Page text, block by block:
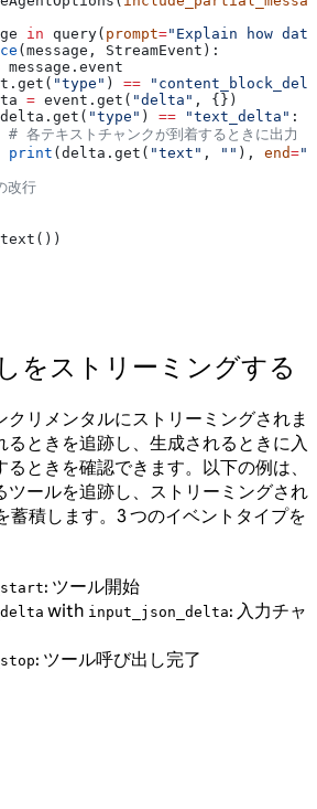
in query( prompt="Explain how
(message, StreamEvent):
message.event
"type" ) ==
= event.get( "delta" , {})
delta.get( "type" ) == "text_delta" :
テキストチャンクが到着するときに出力
print
(delta.get( "text" , "" ), end=""
改行
をストリーミングする
クリメンタルにストリーミングされま
ときを追跡し、生成されるときに入
ときを確認できます。以下の例は、
ツールを追跡し、ストリーミングされ
蓄積します。3 つのイベントタイプを
: ツール開始
with input_json_delta: 入力チャ
: ツール呼び出し完了